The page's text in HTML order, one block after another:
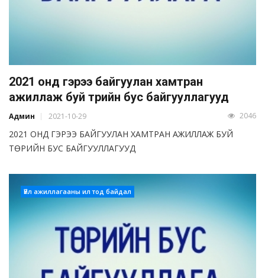
2021 онд гэрээ байгуулан хамтран
ажиллаж буй төрийн бус байгууллагууд
Админ 2021-10-29 2046
2021 ОНД ГЭРЭЭ БАЙГУУЛАН ХАМТРАН АЖИЛЛАЖ БУЙ
ТӨРИЙН БУС БАЙГУУЛЛАГУУД
Үйл ажиллагааны ил тод байдал